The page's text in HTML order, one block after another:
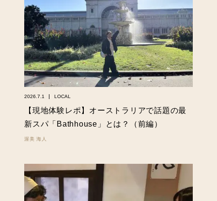
2026.7.1 LOCAL
【現地体験レポ】オーストラリアで話題の最
新スパ「Bathhouse」とは？（前編）
渥美 海人